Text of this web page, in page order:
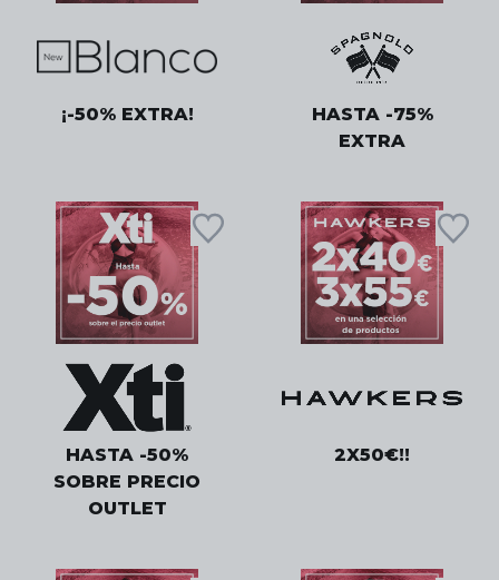
¡-50% EXTRA!
HASTA -75%
EXTRA
HASTA -50%
SOBRE PRECIO
OUTLET
2X50€!!